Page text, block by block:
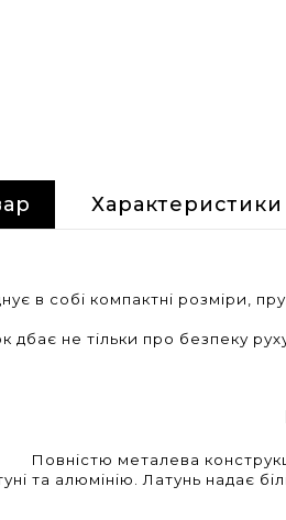
Характеристики
в собі компактні розміри,
дбає не тільки про безпеку
Повністю металева
та алюмінію. Латунь надає